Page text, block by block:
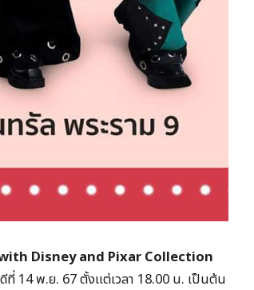
Disney and Pixar Collection
14 พ.ย. 67 ตั้งแต่เวลา 18.00 น. เป็นต้น